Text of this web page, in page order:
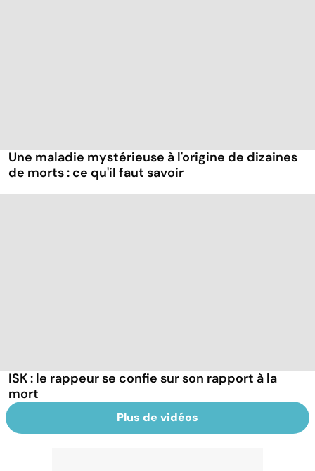
Une maladie mystérieuse à l'origine de dizaines
de morts : ce qu'il faut savoir
ISK : le rappeur se confie sur son rapport à la
mort
Plus de vidéos